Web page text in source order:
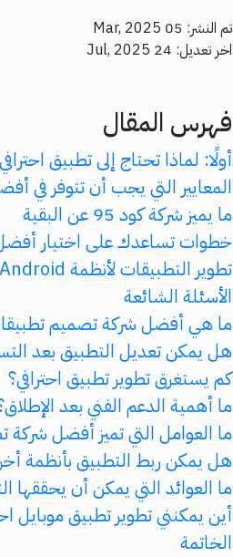
تم النشر: 05 Mar, 2025
اخر تعديل: 24 Jul, 2025
فهرس المقال
أولًا: لماذا تحتاج إلى تطبيق
المعايير التي يجب أن تتوفر في
ما يميز شركة كود 95 عن البقية
خطوات تساعدك على اختيار
تطوير التطبيقات لأنظمة Android وiOS مع أفضل شركة تصميم تطبيقات
الأسئلة الشائعة
ما هي أفضل شركة تصميم
هل يمكن تعديل التطبيق بعد
كم يستغرق تطوير تطبيق احترافي؟
ما أهمية الدعم الفني بعد
ما العوامل التي تميز أفضل
هل يمكن ربط التطبيق بأنظمة
ما العوائد التي يمكن أن يحققها
أين يمكنني تطوير تطبيق موبايل
الخاتمة